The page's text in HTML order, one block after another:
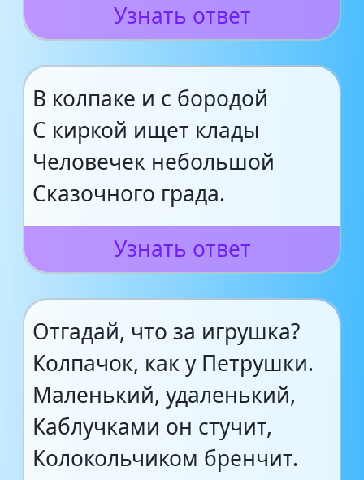
Узнать ответ
В колпаке и с бородой
С киркой ищет клады
Человечек небольшой
Сказочного града.
Узнать ответ
Отгадай, что за игрушка?
Колпачок, как у Петрушки.
Маленький, удаленький,
Каблучками он стучит,
Колокольчиком бренчит.